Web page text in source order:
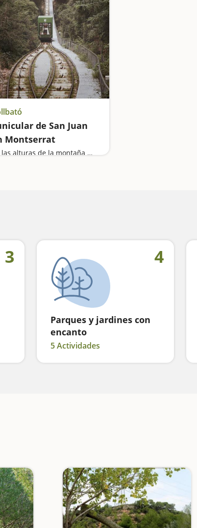
de San Juan
Montserrat
En las alturas de la montaña mágica
3 4
Parques y jardines con
encanto
5 Actividades